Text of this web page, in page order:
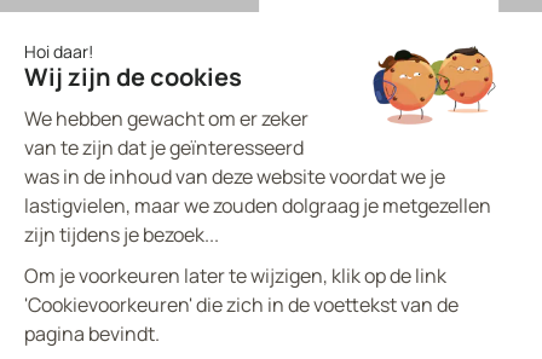
Duitsland
Zollhof 8
D-40221 Düsseldorf
+49 211 9425160 0
BVI.EU - ©2026All rights reserved
Made by
proptell
Privacybeleid
Cookiespolicy